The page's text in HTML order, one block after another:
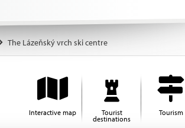
The Lázeňský vrch ski centre
Interactive map Tourist
destinations
Tourism